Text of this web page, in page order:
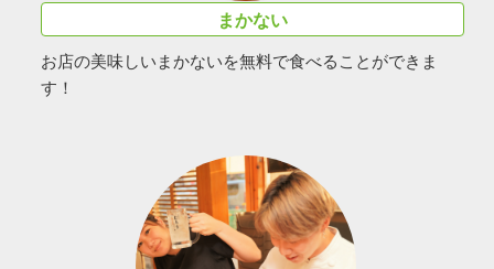
まかない
お店の美味しいまかないを無料で食べることができま
す！